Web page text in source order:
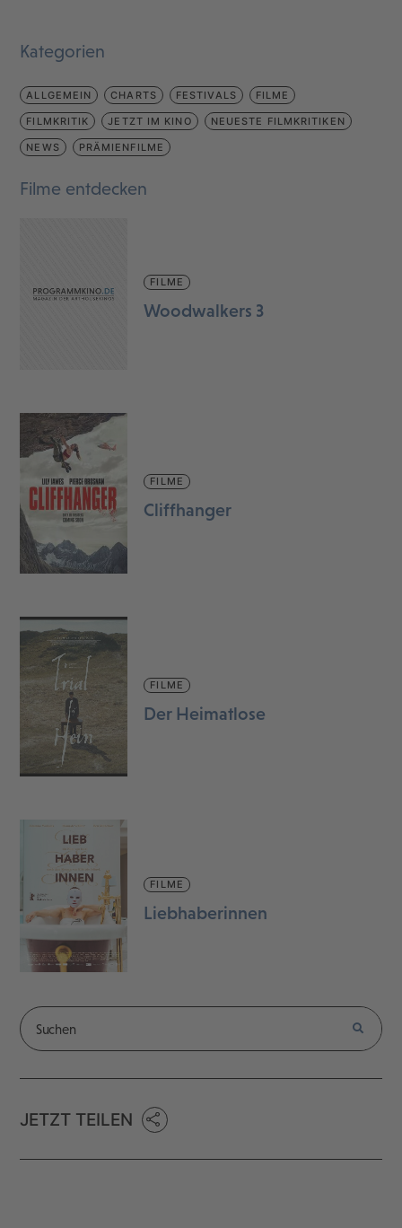
Kategorien
ALLGEMEIN CHARTS FESTIVALS FILME
FILMKRITIK JETZT IM KINO NEUESTE FILMKRITIKEN
NEWS PRÄMIENFILME
Filme entdecken
FILME
Woodwalkers 3
FILME
Cliffhanger
FILME
Der Heimatlose
FILME
Liebhaberinnen
JETZT TEILEN